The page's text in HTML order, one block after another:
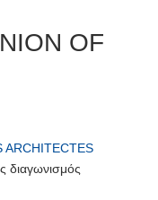
OF
ARCHITECTES
διαγωνισμός